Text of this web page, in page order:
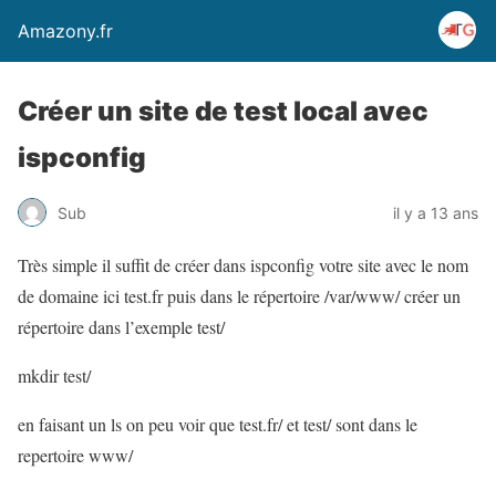
Amazony.fr
Créer un site de test local avec
ispconfig
Sub il y a 13 ans
Très simple il suffit de créer dans ispconfig votre site avec le nom
de domaine ici test.fr puis dans le répertoire /var/www/ créer un
répertoire dans l’exemple test/
mkdir test/
en faisant un ls on peu voir que test.fr/ et test/ sont dans le
repertoire www/